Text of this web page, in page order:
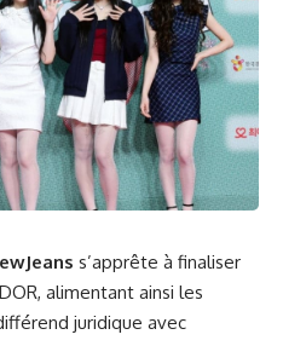
s’apprête à finaliser
alimentant ainsi les
juridique avec